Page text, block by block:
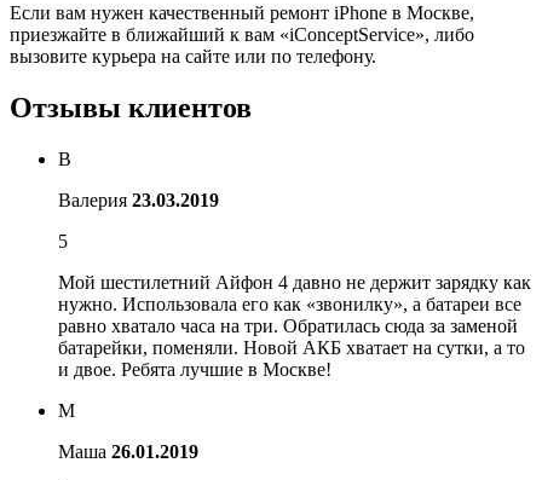
Если вам нужен качественный ремонт iPhone в Москве,
приезжайте в ближайший к вам «iConceptService», либо
вызовите курьера на сайте или по телефону.
Отзывы клиентов
В
Валерия 23.03.2019
5
Мой шестилетний Айфон 4 давно не держит зарядку как
нужно. Использовала его как «звонилку», а батареи все
равно хватало часа на три. Обратилась сюда за заменой
батарейки, поменяли. Новой АКБ хватает на сутки, а то
и двое. Ребята лучшие в Москве!
М
Маша 26.01.2019